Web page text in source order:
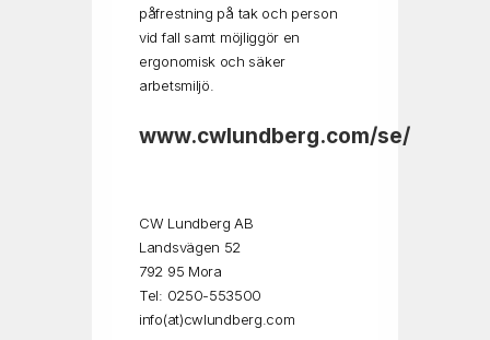
påfrestning på tak och person
vid fall samt möjliggör en
ergonomisk och säker
arbetsmiljö.
www.cwlundberg.com/se/
CW Lundberg AB
Landsvägen 52
792 95 Mora
Tel: 0250-553500
info(at)cwlundberg.com